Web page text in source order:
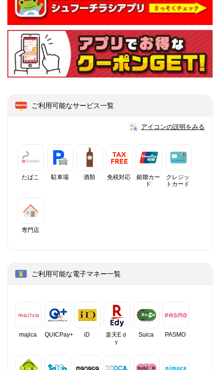
ご利用可能なサービス一覧
アイコンの説明をみる
たばこ 駐車場 酒類 免税対応
銀聯カー
ド
クレジッ
トカード
専門店
ご利用可能な電子マネー一覧
majica QUICPay+ iD
楽天Eｄ
ｙ
Suica PASMO